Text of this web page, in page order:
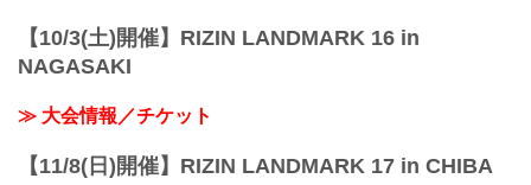
【10/3(土)開催】RIZIN LANDMARK 16 in
NAGASAKI
≫ 大会情報／チケット
【11/8(日)開催】RIZIN LANDMARK 17 in CHIBA